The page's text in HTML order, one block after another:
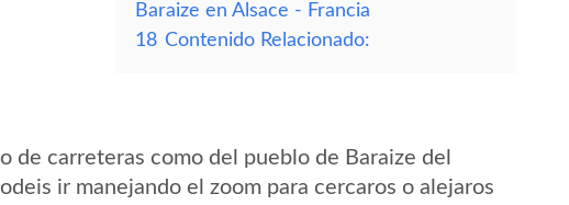
Baraize en Alsace - Francia
18 Contenido Relacionado:
de carreteras como del pueblo de Baraize del
ir manejando el zoom para cercaros o alejaros